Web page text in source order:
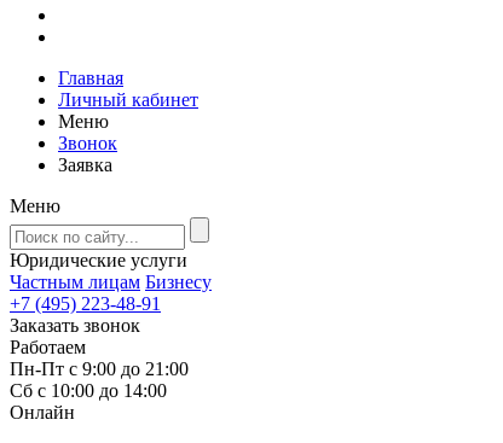
Главная
Личный кабинет
Меню
Звонок
Заявка
Меню
Юридические услуги
Частным лицам Бизнесу
+7 (495) 223-48-91
Заказать звонок
Работаем
Пн-Пт с 9:00 до 21:00
Сб с 10:00 до 14:00
Онлайн